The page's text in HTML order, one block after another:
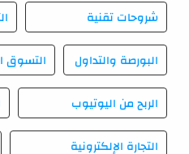
شروحات تقنية
البورصة والتداول التسوق
الربح من اليوتيوب
التجارة الإلكترونية